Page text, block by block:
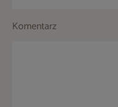
Komentarz